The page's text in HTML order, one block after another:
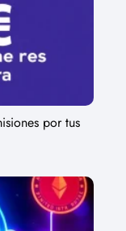
por tus